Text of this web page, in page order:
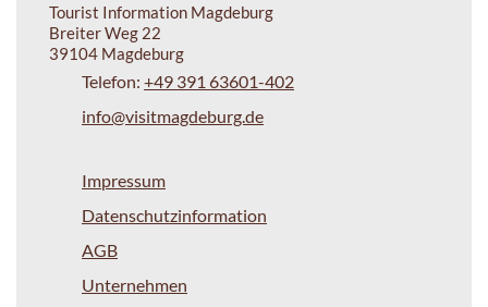
Tourist Information Magdeburg
Breiter Weg 22
39104 Magdeburg
Telefon: +49 391 63601-402
info@visitmagdeburg.de
Impressum
Datenschutzinformation
AGB
Unternehmen